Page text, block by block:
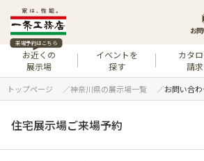
来場予約はこちら
お近くの
展示場
イベントを
探す
カタ
請求
お
トップページ 神奈川県の展示場一覧 お問い合
住宅展示場ご来場予約